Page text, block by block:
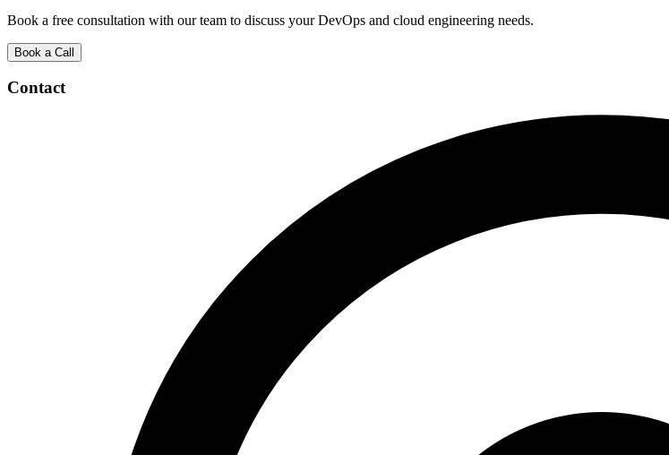
Book a free consultation with our team to discuss your DevOps and cloud engineering needs.
Book a Call
Contact